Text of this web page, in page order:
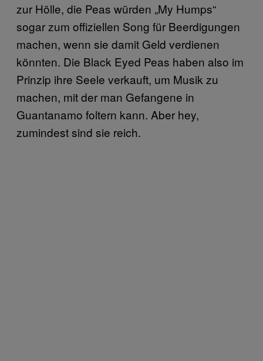
zur Hölle, die Peas würden „My Humps“
sogar zum offiziellen Song für Beerdigungen
machen, wenn sie damit Geld verdienen
könnten. Die Black Eyed Peas haben also im
Prinzip ihre Seele verkauft, um Musik zu
machen, mit der man Gefangene in
Guantanamo foltern kann. Aber hey,
zumindest sind sie reich.